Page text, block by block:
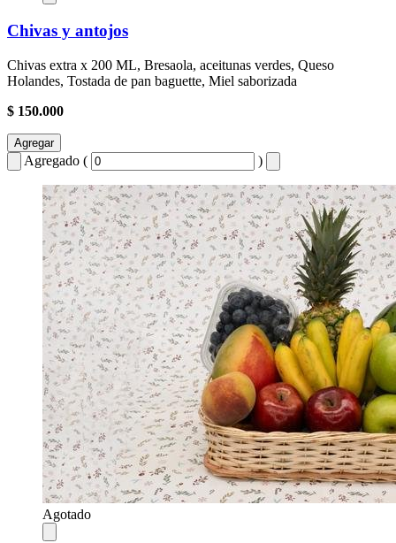
Chivas y antojos
Chivas extra x 200 ML, Bresaola, aceitunas verdes, Queso
Holandes, Tostada de pan baguette, Miel saborizada
$ 150.000
Agregar
Agregado ( )
Agotado